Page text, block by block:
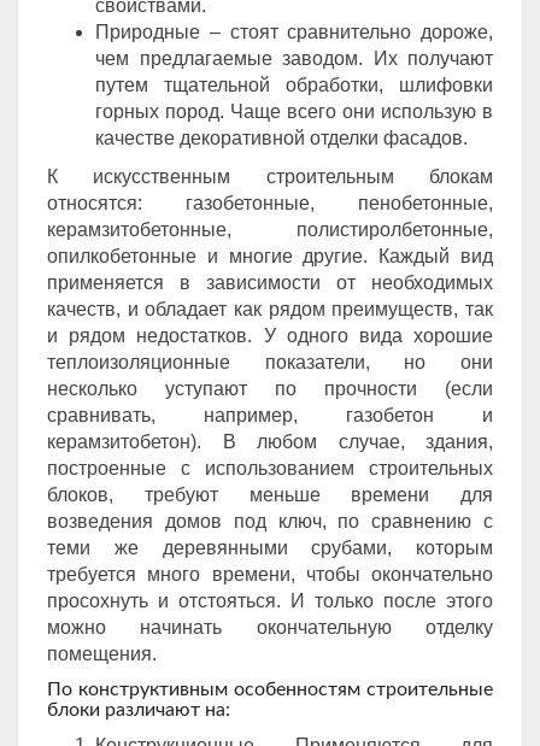
свойствами.
Природные – стоят сравнительно дороже,
чем предлагаемые заводом. Их получают
путем тщательной обработки, шлифовки
горных пород. Чаще всего они использую в
качестве декоративной отделки фасадов.
К искусственным строительным блокам
относятся: газобетонные, пенобетонные,
керамзитобетонные, полистиролбетонные,
опилкобетонные и многие другие. Каждый вид
применяется в зависимости от необходимых
качеств, и обладает как рядом преимуществ, так
и рядом недостатков. У одного вида хорошие
теплоизоляционные показатели, но они
несколько уступают по прочности (если
сравнивать, например, газобетон и
керамзитобетон). В любом случае, здания,
построенные с использованием строительных
блоков, требуют меньше времени для
возведения домов под ключ, по сравнению с
теми же деревянными срубами, которым
требуется много времени, чтобы окончательно
просохнуть и отстояться. И только после этого
можно начинать окончательную отделку
помещения.
По конструктивным особенностям строительные
блоки различают на: